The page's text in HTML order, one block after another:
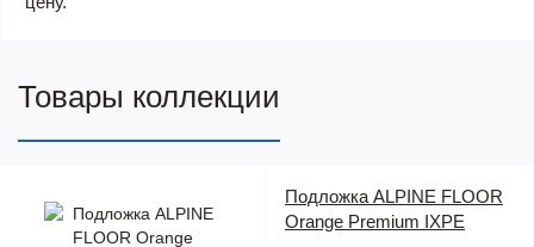
Товары коллекции
Подложка ALPINE FLOOR
Orange Premium IXPE